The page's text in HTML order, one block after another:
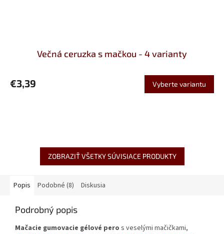
Večná ceruzka s mačkou - 4 varianty
€3,39 Vyberte variantu
ZOBRAZIŤ VŠETKY SÚVISIACE PRODUKTY
Popis Podobné (8) Diskusia
Podrobný popis
Mačacie gumovacie gélové pero s veselými mačičkami,